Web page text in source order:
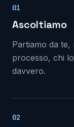
01
Ascoltiamo
Partiamo da te,
processo, chi
davvero.
02